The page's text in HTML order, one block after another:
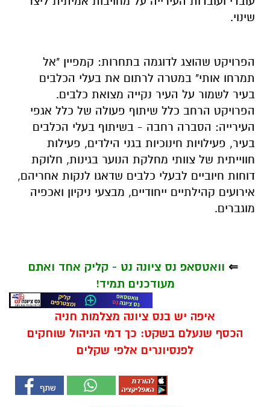
שינוי.
הפרויקט שהוצג לדוגמה בתחרות: קמפיין "אל
תמרחו אותי" במטרה לרתום את בעלי הכלבים
בעיר לשמור על העיר נקייה מצואת כלבים.
הפרויקט הרחב כלל שיתוף פעולה של כלל אגפי
העירייה: הסברה רחבה - בשיתוף בעלי הכלבים
בעיר, פעילויות חינוכיות בגני הילדים, פעילות
חווייתית של צוותי מחלקת הנוער בגינות, חלוקת
דוחות חיוביים לבעלי כלבים שדאגו לנקות אחריהם,
אירועים קהילתיים ייחודיים, מבצעי ניקיון ואכפיה
מוגברים.
⇐ וואטסאפ נס ציונה נט - קליק אחד ואתם
מעודכנים תמיד!
איפה יש בנס ציונה מצלמות חניה
הכסף שנעלם בשקט: כך דמי הניהול שוחקים
לפנסיונרים אלפי שקלים